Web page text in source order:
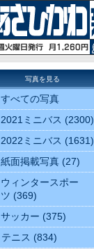
写真を見る
すべての写真
2021ミニバス (2300)
2022ミニバス (1631)
紙面掲載写真 (27)
ウィンタースポー
ツ (369)
サッカー (375)
テニス (834)